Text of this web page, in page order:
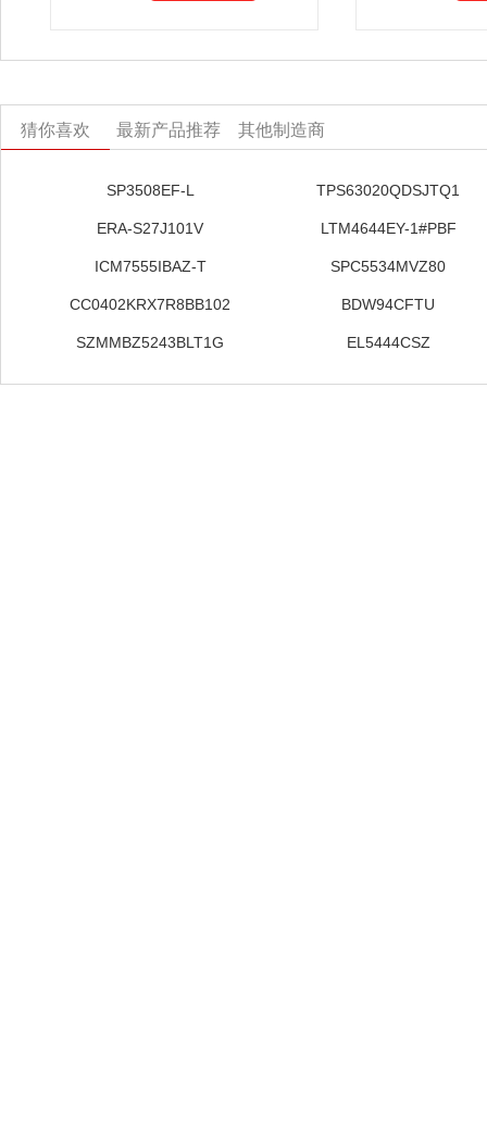
猜你喜欢 最新产品推荐 其他制造商
SP3508EF-L TPS63020QDSJTQ1
ERA-S27J101V LTM4644EY-1#PBF
ICM7555IBAZ-T SPC5534MVZ80
CC0402KRX7R8BB102 BDW94CFTU
SZMMBZ5243BLT1G EL5444CSZ